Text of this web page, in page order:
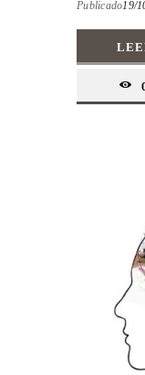
Publicado19/